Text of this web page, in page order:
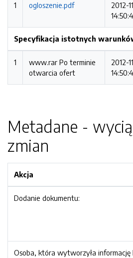
1 ogloszenie.pdf
2012-
Specyfikacja istotnych
1 www.rar Po terminie
otwarcia ofert
2012-
Metadane -
zmian
Akcja
Dodanie dokumentu:
Osoba, która wytworzyła informację